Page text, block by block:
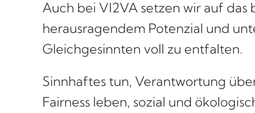
Auch bei VI2VA setzen wir auf
herausragendem Potenzial und
Gleichgesinnten voll zu entfalten.
Sinnhaftes tun, Verantwortung
Fairness leben, sozial und